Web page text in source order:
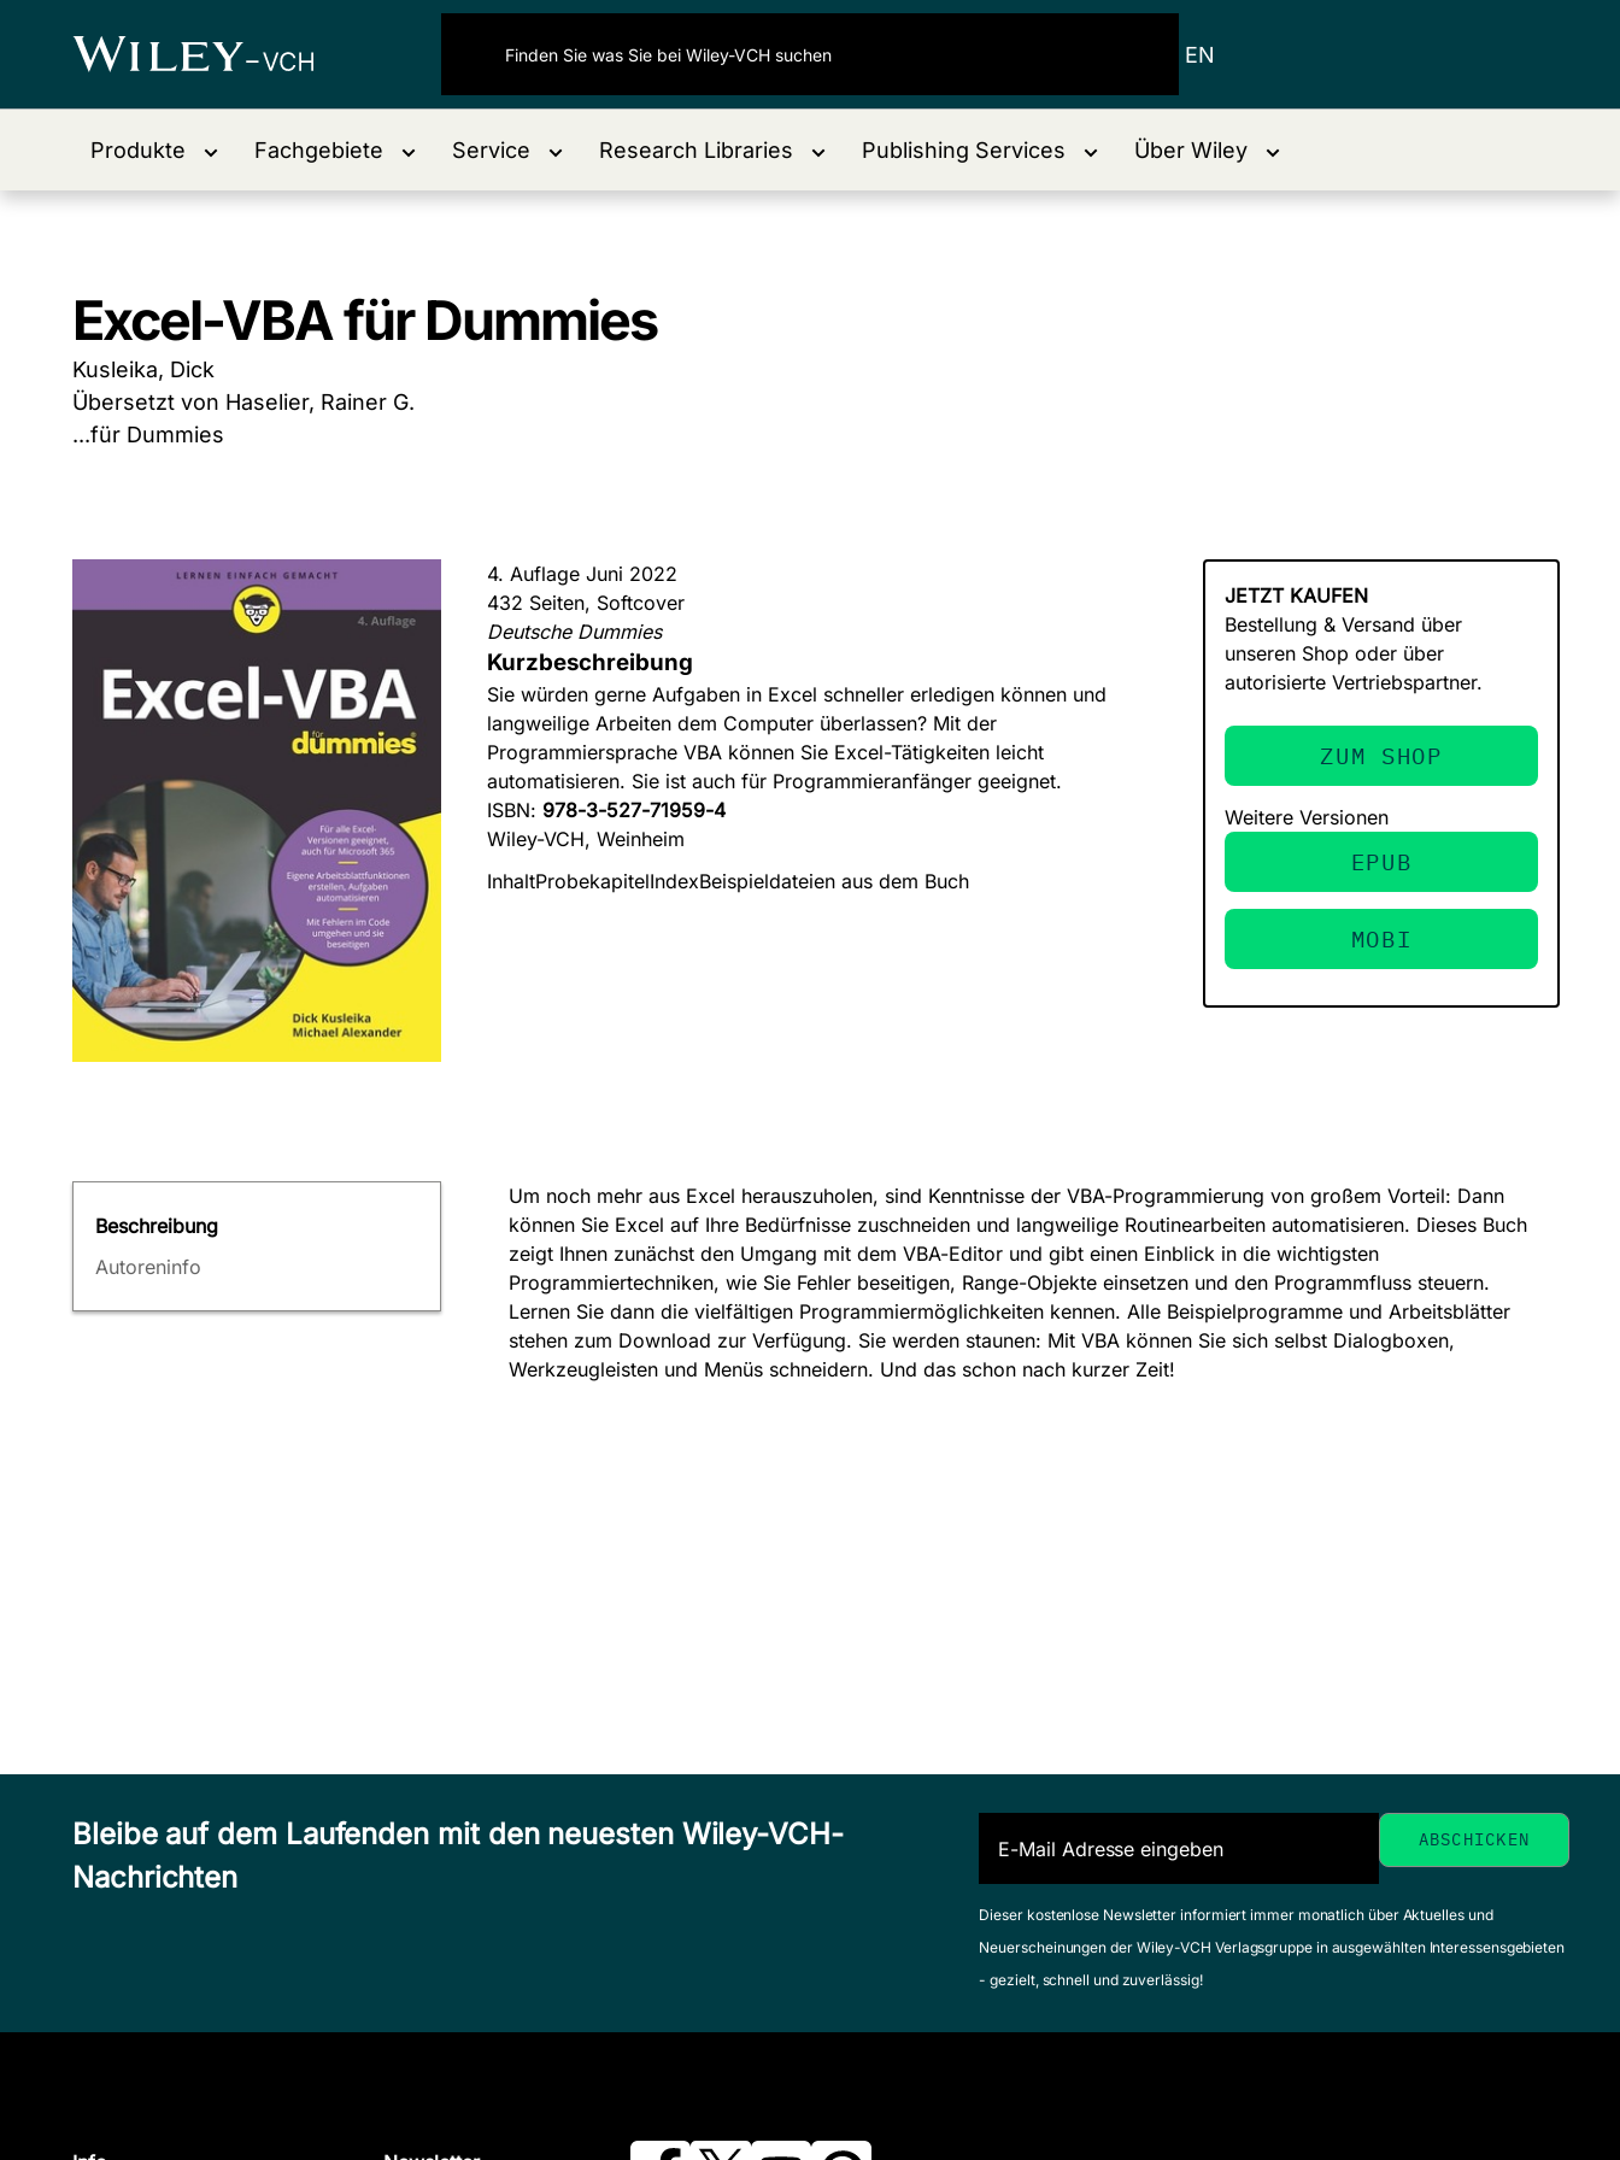
EN
Produkte Fachgebiete Service Research Libraries Publishing Services Über Wiley
Excel-VBA für Dummies
Kusleika, Dick
Übersetzt von Haselier, Rainer G.
...für Dummies
4. Auflage Juni 2022
432 Seiten, Softcover
Deutsche Dummies
Kurzbeschreibung
Sie würden gerne Aufgaben in Excel schneller erledigen können und
langweilige Arbeiten dem Computer überlassen? Mit der
Programmiersprache VBA können Sie Excel-Tätigkeiten leicht
automatisieren. Sie ist auch für Programmieranfänger geeignet.
ISBN: 978-3-527-71959-4
Wiley-VCH, Weinheim
InhaltProbekapitelIndexBeispieldateien aus dem Buch
JETZT KAUFEN
Bestellung & Versand über
unseren Shop oder über
autorisierte Vertriebspartner.
ZUM SHOP
Weitere Versionen
EPUB
MOBI
Beschreibung
Autoreninfo
Um noch mehr aus Excel herauszuholen, sind Kenntnisse der VBA-Programmierung von großem Vorteil: Dann
können Sie Excel auf Ihre Bedürfnisse zuschneiden und langweilige Routinearbeiten automatisieren. Dieses Buch
zeigt Ihnen zunächst den Umgang mit dem VBA-Editor und gibt einen Einblick in die wichtigsten
Programmiertechniken, wie Sie Fehler beseitigen, Range-Objekte einsetzen und den Programmfluss steuern.
Lernen Sie dann die vielfältigen Programmiermöglichkeiten kennen. Alle Beispielprogramme und Arbeitsblätter
stehen zum Download zur Verfügung. Sie werden staunen: Mit VBA können Sie sich selbst Dialogboxen,
Werkzeugleisten und Menüs schneidern. Und das schon nach kurzer Zeit!
Bleibe auf dem Laufenden mit den neuesten Wiley-VCH-
Nachrichten
Dieser kostenlose Newsletter informiert immer monatlich über Aktuelles und
Neuerscheinungen der Wiley-VCH Verlagsgruppe in ausgewählten Interessensgebieten
- gezielt, schnell und zuverlässig!